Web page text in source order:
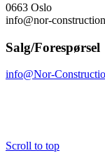
0663 Oslo
info@nor-
Salg/Forespørsel
info@Nor-
Scroll to top